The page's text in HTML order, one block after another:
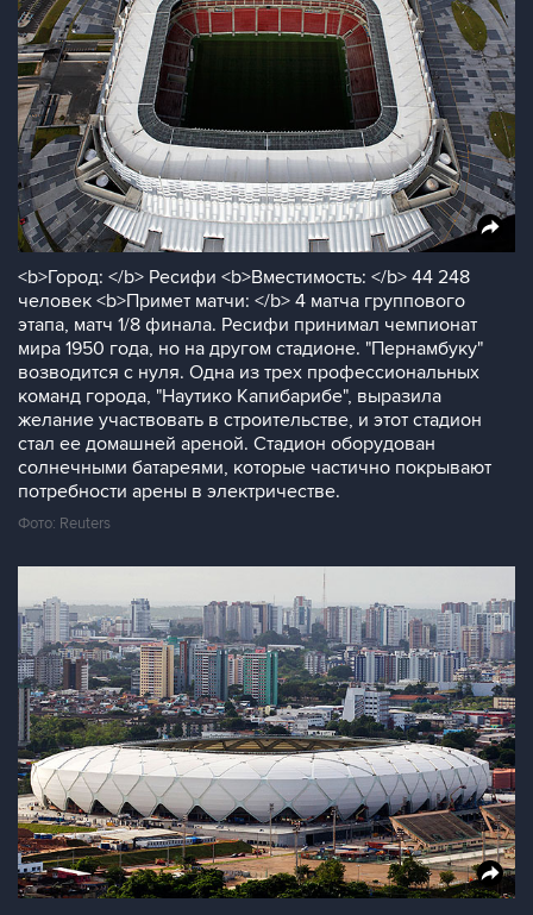
<b>Город: </b> Ресифи <b>Вместимость: </b> 44 248
человек <b>Примет матчи: </b> 4 матча группового
этапа, матч 1/8 финала. Ресифи принимал чемпионат
мира 1950 года, но на другом стадионе. "Пернамбуку"
возводится с нуля. Одна из трех профессиональных
команд города, "Наутико Капибарибе", выразила
желание участвовать в строительстве, и этот стадион
стал ее домашней ареной. Стадион оборудован
солнечными батареями, которые частично покрывают
потребности арены в электричестве.
Фото: Reuters